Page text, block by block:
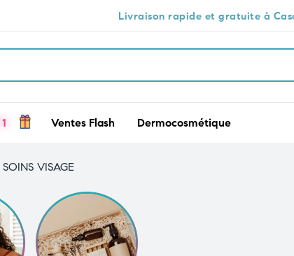
Livraison rapide et gratuite à Casablanca 🕒🚚
Ventes Flash Dermocosmétique
VISAGE